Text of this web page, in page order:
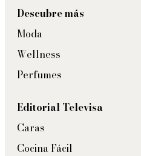
Descubre más
Moda
Wellness
Perfumes
Editorial Televisa
Caras
Cocina Fácil